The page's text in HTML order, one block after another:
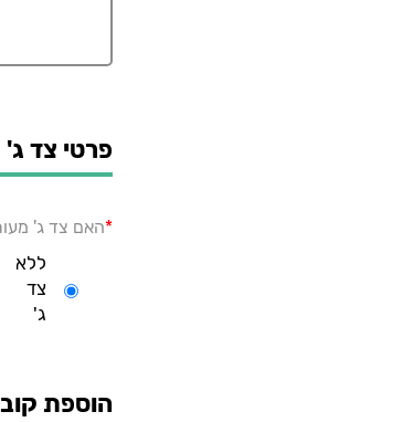
פרטי צד ג'
*האם צד ג'
ללא
צד
ג'
הוספת